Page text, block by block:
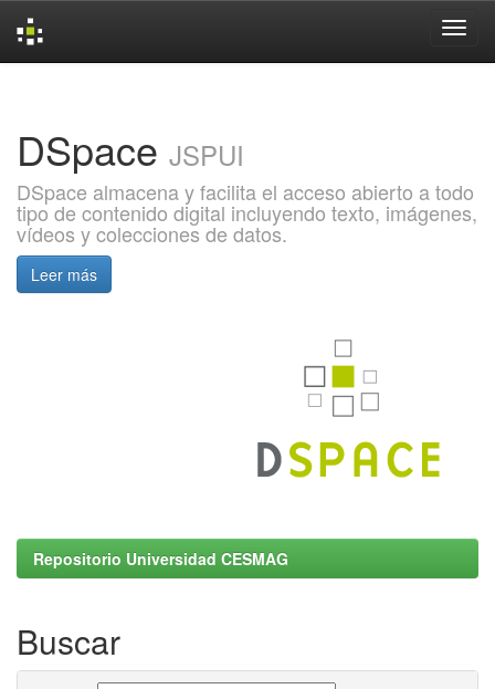
DSpace JSPUI
DSpace almacena y facilita el acceso abierto a todo
tipo de contenido digital incluyendo texto, imágenes,
vídeos y colecciones de datos.
Leer más
Repositorio Universidad CESMAG
Buscar